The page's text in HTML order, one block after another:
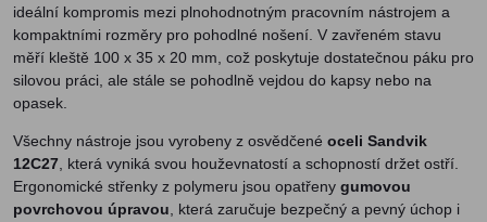
ideální kompromis mezi plnohodnotným pracovním nástrojem a
kompaktními rozměry pro pohodlné nošení. V zavřeném stavu
měří kleště 100 x 35 x 20 mm, což poskytuje dostatečnou páku pro
silovou práci, ale stále se pohodlně vejdou do kapsy nebo na
opasek.
Všechny nástroje jsou vyrobeny z osvědčené oceli Sandvik
12C27, která vyniká svou houževnatostí a schopností držet ostří.
Ergonomické střenky z polymeru jsou opatřeny gumovou
povrchovou úpravou, která zaručuje bezpečný a pevný úchop i